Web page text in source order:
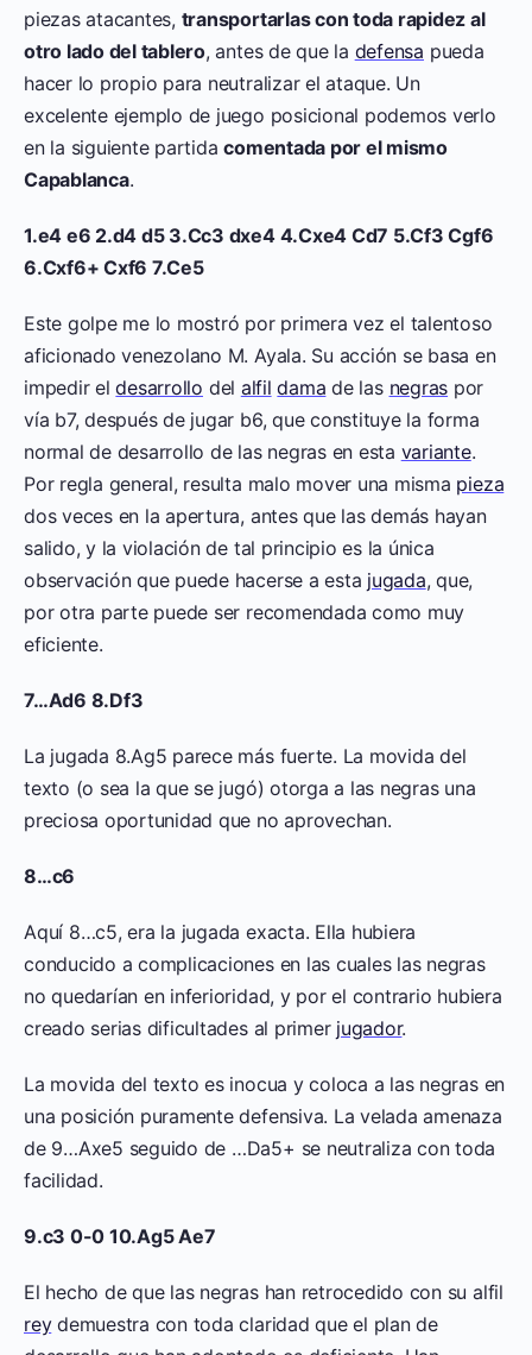
piezas atacantes, transportarlas con toda rapidez al
otro lado del tablero, antes de que la defensa pueda
hacer lo propio para neutralizar el ataque. Un
excelente ejemplo de juego posicional podemos verlo
en la siguiente partidacomentada por el mismo
Capablanca.
1.e4 e6 2.d4 d5 3.Cc3 dxe4 4.Cxe4 Cd7 5.Cf3 Cgf6
6.Cxf6+ Cxf6 7.Ce5
Este golpe me lo mostró por primera vez el talentoso
aficionado venezolano M. Ayala. Su acción se basa en
impedir eldesarrollo del alfil dama de las negras por
vía b7, después de jugar b6, que constituye la forma
normal de desarrollo de las negras en esta variante.
Por regla general, resulta malo mover una misma pieza
dos veces en la apertura, antes que las demás hayan
salido, y la violación de tal principio es la única
observación que puede hacerse a esta jugada, que,
por otra parte puede ser recomendada como muy
eficiente.
7…Ad6 8.Df3
La jugada 8.Ag5 parece más fuerte. La movida del
texto (o sea la que se jugó) otorga a las negras una
preciosa oportunidad que no aprovechan.
8…c6
Aquí 8…c5, era la jugada exacta. Ella hubiera
conducido a complicaciones en las cuales las negras
no quedarían en inferioridad, y por el contrario hubiera
creado serias dificultades al primer jugador.
La movida del texto es inocua y coloca a las negras en
una posición puramente defensiva. La velada amenaza
de 9…Axe5 seguido de …Da5+ se neutraliza con toda
facilidad.
9.c3 0-0 10.Ag5 Ae7
El hecho de que las negras han retrocedido con su alfil
reydemuestra con toda claridad que el plan de